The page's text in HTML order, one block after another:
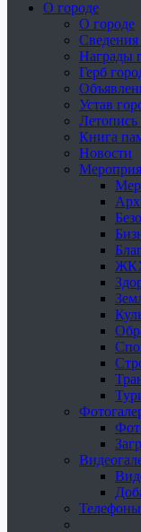
О городе
О городе
Сведения
Награды
Герб
Устав
Летопись
Книга
Новости